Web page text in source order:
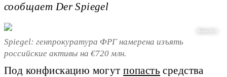
сообщает Der Spiegel
Spiegel: генпрокуратура ФРГ намерена изъять
российские активы на €720 млн.
Под конфискацию могутпопасть средства